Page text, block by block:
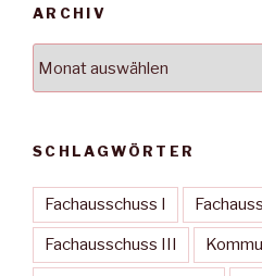
ARCHIV
SCHLAGWÖRTER
Fachausschuss I
Fachausschuss III